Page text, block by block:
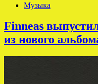
Музыка
Finneas
из нового